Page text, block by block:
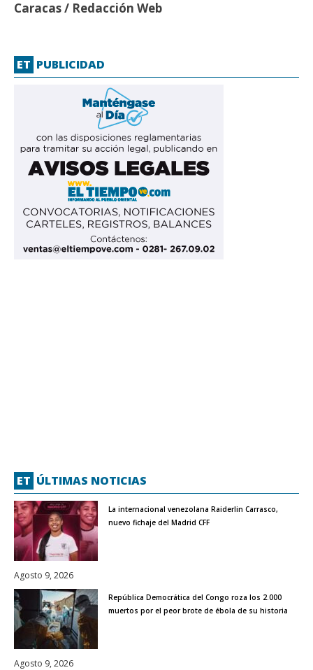
Caracas / Redacción Web
ET PUBLICIDAD
ET ÚLTIMAS NOTICIAS
La internacional venezolana Raiderlin Carrasco,
nuevo fichaje del Madrid CFF
Agosto 9, 2026
República Democrática del Congo roza los 2.000
muertos por el peor brote de ébola de su historia
Agosto 9, 2026